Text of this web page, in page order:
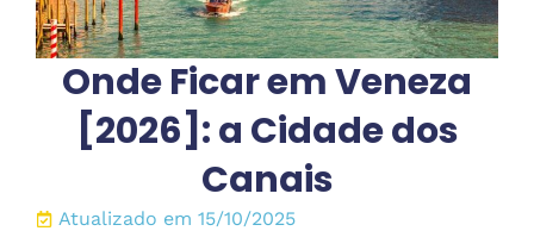
Onde Ficar em Veneza
[2026]: a Cidade dos
Canais
Atualizado em 15/10/2025